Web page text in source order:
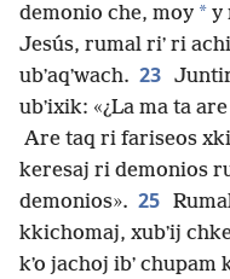
demonio che, moy * y
Jesús, rumal riʼ ri
ubʼaqʼwach. 23
ubʼixik: «¿La ma ta
Are taq ri fariseos
keresaj ri demonios
demonios». 25
kkichomaj, xubʼij
kʼo jachoj ibʼ